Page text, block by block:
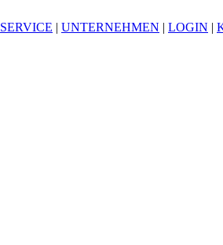
SERVICE | UNTERNEHMEN | LOGIN |